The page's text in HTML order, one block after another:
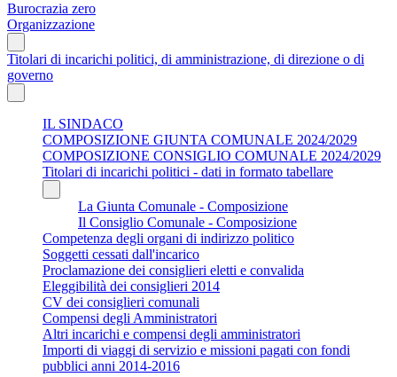
Burocrazia zero
Organizzazione
Titolari di incarichi politici, di amministrazione, di direzione o di
governo
IL SINDACO
COMPOSIZIONE GIUNTA COMUNALE 2024/2029
COMPOSIZIONE CONSIGLIO COMUNALE 2024/2029
Titolari di incarichi politici - dati in formato tabellare
La Giunta Comunale - Composizione
Il Consiglio Comunale - Composizione
Competenza degli organi di indirizzo politico
Soggetti cessati dall'incarico
Proclamazione dei consiglieri eletti e convalida
Eleggibilità dei consiglieri 2014
CV dei consiglieri comunali
Compensi degli Amministratori
Altri incarichi e compensi degli amministratori
Importi di viaggi di servizio e missioni pagati con fondi
pubblici anni 2014-2016